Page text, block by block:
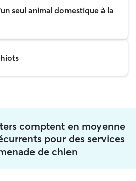
seul animal domestique à la
comptent en moyenne
pour des services
de chien